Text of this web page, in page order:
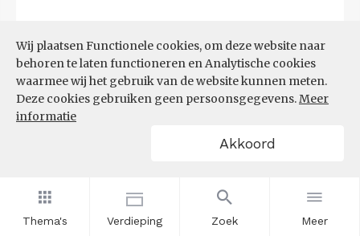
Thema's Verdieping Zoek Meer
Wij plaatsen Functionele cookies, om deze website naar
behoren te laten functioneren en Analytische cookies
waarmee wij het gebruik van de website kunnen meten.
Deze cookies gebruiken geen persoonsgegevens.Meer
informatie
Akkoord